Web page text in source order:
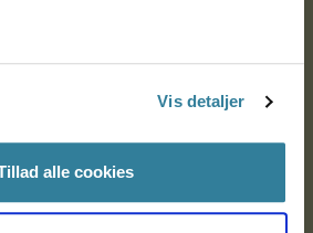
Vis detaljer
alle cookies